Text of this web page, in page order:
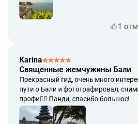
1
Karina
Священные жемчужины Бали
Прекрасный гид, очень много
пути о Бали и фотографировал,
профи👍🏻 Панди, спасибо большое!